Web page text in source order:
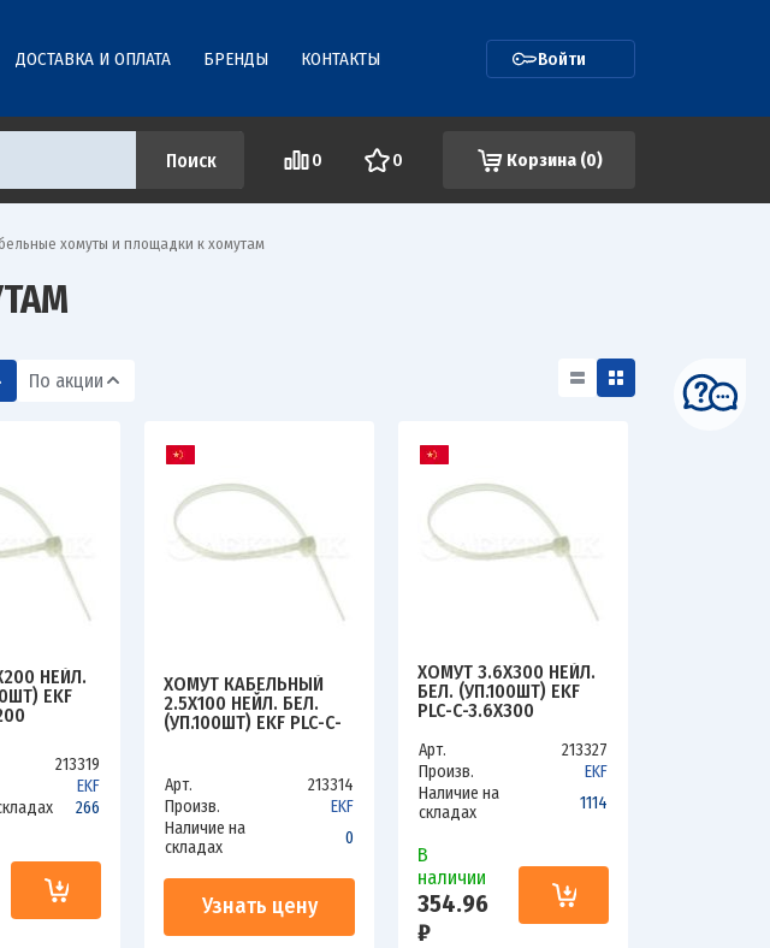
ДОСТАВКА И ОПЛАТА БРЕНДЫ КОНТАКТЫ Войти
0 0 Корзина (0)
хомуты и площадки к хомутам
По акции
НЕЙЛ.
EKF
213319
EKF
266
ХОМУТ КАБЕЛЬНЫЙ
2.5Х100 НЕЙЛ. БЕЛ.
(УП.100ШТ) EKF PLC-C-
Арт.
213314
Произв.
EKF
Наличие на
складах
0
Узнать цену
ХОМУТ 3.6Х300 НЕЙЛ.
БЕЛ. (УП.100ШТ) EKF
PLC-C-3.6X300
Арт.
213327
Произв.
EKF
Наличие на
складах
1114
В
наличии
354.96
₽